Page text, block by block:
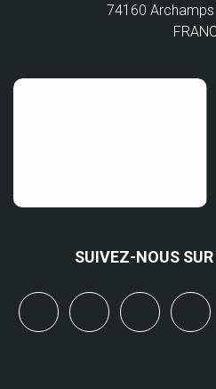
74160
SUIVEZ-NOUS SUR
linkedinyoutube